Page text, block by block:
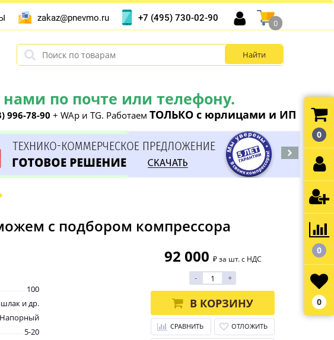
по почте или телефону.
996-78-90 + WAp и TG. Работаем ТОЛЬКО с юрлицами и ИП
zakaz@pnevmo.ru +7 (495) 730-02-90
0
с подбором компрессора
100
и др.
Напорный
5-20
92 000 ₽ за шт. с НДС
- +
В КОРЗИНУ
СРАВНИТЬ ОТЛОЖИТЬ
0
0
0